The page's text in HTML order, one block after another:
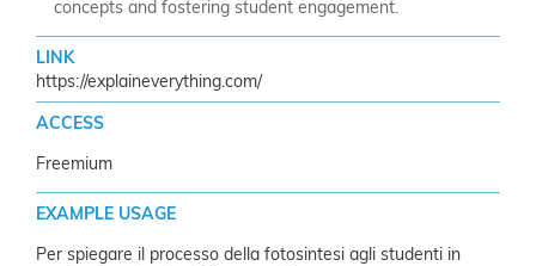
concepts and fostering student engagement.
LINK
https://explaineverything.com/
ACCESS
Freemium
EXAMPLE USAGE
Per spiegare il processo della fotosintesi agli studenti in